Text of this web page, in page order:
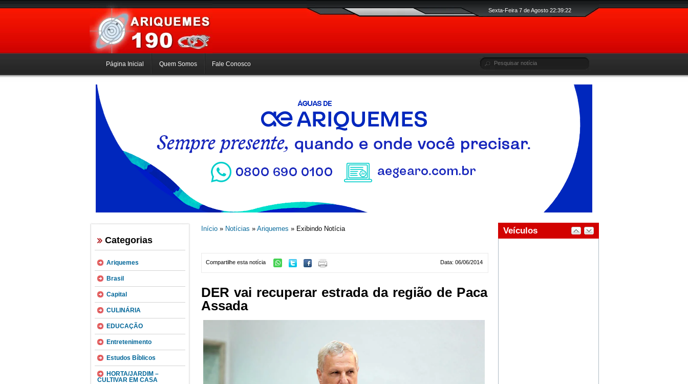
Sexta-Feira 7 de Agosto 22:39:22
Página Inicial Quem Somos Fale Conosco
Categorias
Ariquemes
Brasil
Capital
CULINÁRIA
EDUCAÇÃO
Entretenimento
Estudos Bíblicos
HORTA/JARDIM –
CULTIVAR EM CASA
Início» Notícias » Ariquemes » Exibindo Notícia
Data: 06/06/2014
Compartilhe esta notícia
DER vai recuperar estrada da região de Paca
Assada